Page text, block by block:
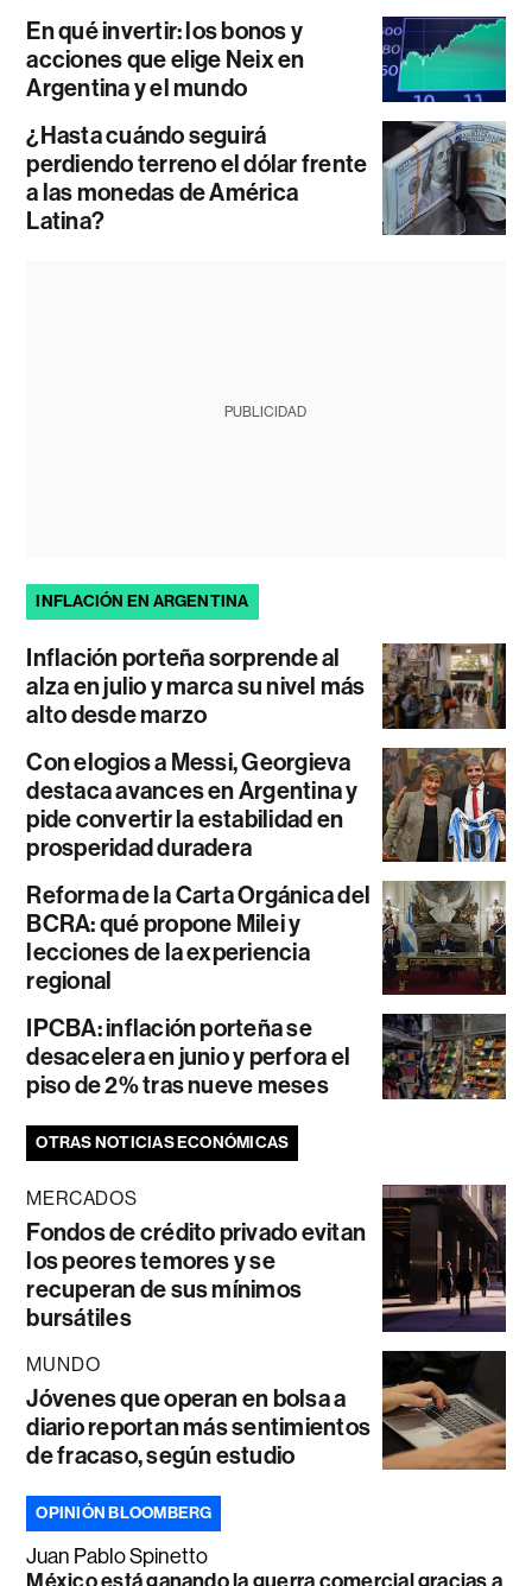
En qué invertir: los bonos y
acciones que elige Neix en
Argentina y el mundo
¿Hasta cuándo seguirá
perdiendo terreno el dólar frente
a las monedas de América
Latina?
PUBLICIDAD
INFLACIÓN EN ARGENTINA
Inflación porteña sorprende al
alza en julio y marca su nivel más
alto desde marzo
Con elogios a Messi, Georgieva
destaca avances en Argentina y
pide convertir la estabilidad en
prosperidad duradera
Reforma de la Carta Orgánica del
BCRA: qué propone Milei y
lecciones de la experiencia
regional
IPCBA: inflación porteña se
desacelera en junio y perfora el
piso de 2% tras nueve meses
OTRAS NOTICIAS ECONÓMICAS
MERCADOS
Fondos de crédito privado evitan
los peores temores y se
recuperan de sus mínimos
bursátiles
MUNDO
Jóvenes que operan en bolsa a
diario reportan más sentimientos
de fracaso, según estudio
OPINIÓN BLOOMBERG
Juan Pablo Spinetto